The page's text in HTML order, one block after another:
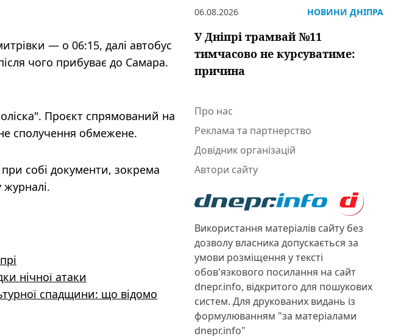
— о 06:15, далі автобус
чого прибуває до Самара.
Проєкт спрямований на
сполучення обмежене.
собі документи, зокрема
журналі.
нічної атаки
спадщини: що відомо
06.08.2026 НОВИНИ ДНІПРА
У Дніпрі трамвай №11
тимчасово не курсуватиме:
причина
Про нас
Реклама та партнерство
Довідник організацій
Автори сайту
Використання матеріалів сайту без
дозволу власника допускається за
умови розміщення у тексті
обов'язкового посилання на сайт
dnepr.info, відкритого для пошукових
систем. Для друкованих видань із
формулюванням "за матеріалами
dnepr.info"